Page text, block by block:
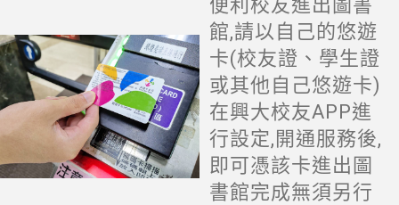
便利校友進出圖書
館,請以自己的悠遊
卡(校友證、學生證
或其他自己悠遊卡)
在興大校友APP進
行設定,開通服務後,
即可憑該卡進出圖
書館完成無須另行